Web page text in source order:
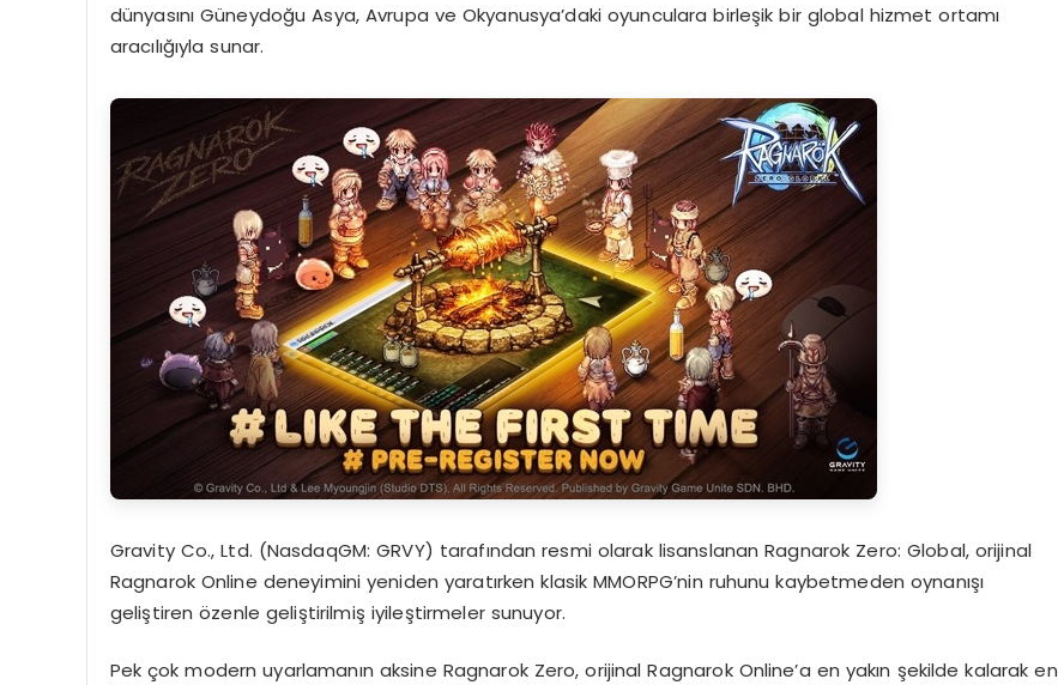
dünyasını Güneydoğu Asya, Avrupa ve Okyanusya’daki oyunculara birleşik bir global hizmet ortamı
aracılığıyla sunar.
Gravity Co., Ltd. (NasdaqGM: GRVY) tarafından resmi olarak lisanslanan Ragnarok Zero: Global, orijinal
Ragnarok Online deneyimini yeniden yaratırken klasik MMORPG’nin ruhunu kaybetmeden oynanışı
geliştiren özenle geliştirilmiş iyileştirmeler sunuyor.
Pek çok modern uyarlamanın aksine Ragnarok Zero, orijinal Ragnarok Online’a en yakın şekilde kalarak en